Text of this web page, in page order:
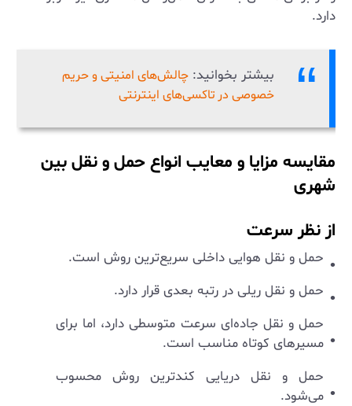
دارد.
بیشتر بخوانید: چالش‌های امنیتی و حریم
خصوصی در تاکسی‌های اینترنتی
مقایسه مزایا و معایب انواع حمل و نقل بین
شهری
از نظر سرعت
حمل و نقل هوایی داخلی سریع‌ترین روش است.
حمل و نقل ریلی در رتبه بعدی قرار دارد.
حمل و نقل جاده‌ای سرعت متوسطی دارد، اما برای
مسیرهای کوتاه مناسب است.
حمل و نقل دریایی کندترین روش محسوب
می‌شود.